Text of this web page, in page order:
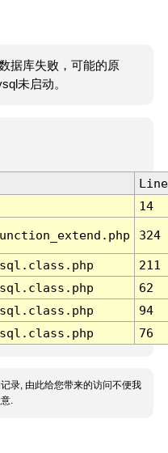
据库失败，可能的原
未启动。
Line
14
324
211
62
94
76
录, 由此给您带来的访问不便我
.